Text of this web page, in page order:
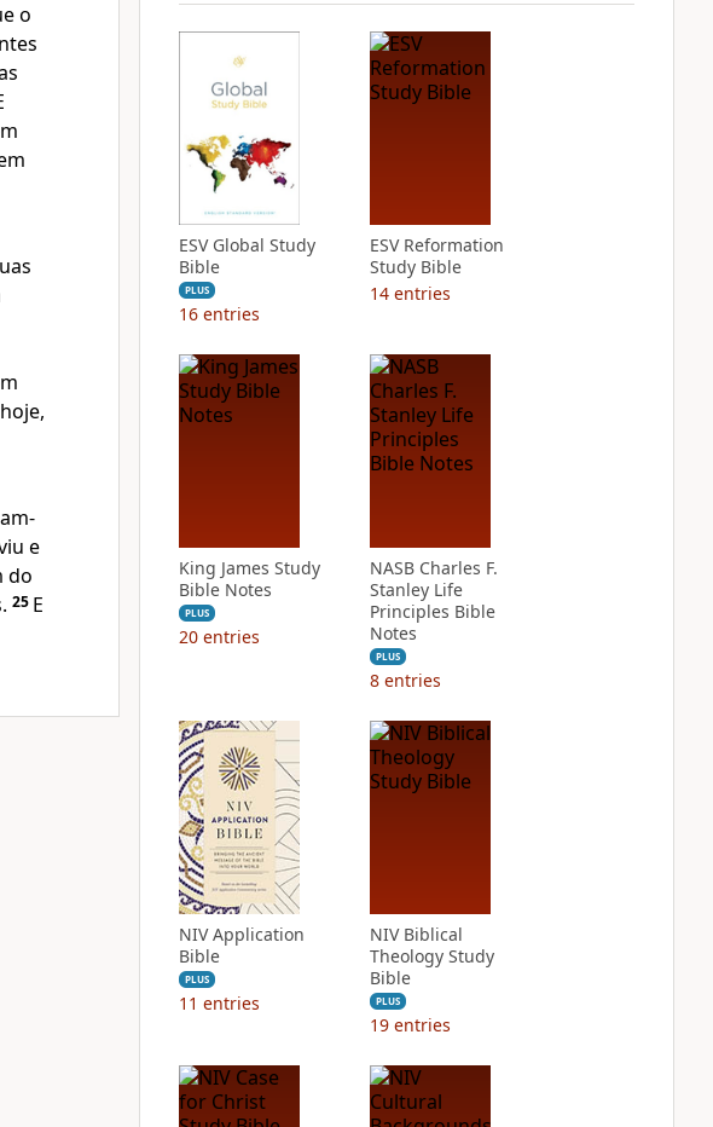
o
hoje,
e
do
25 E
ESV Global Study
Bible
PLUS
16 entries
ESV Reformation
Study Bible
14 entries
King James Study
Bible Notes
PLUS
20 entries
NASB Charles F.
Stanley Life
Principles Bible
Notes
PLUS
8 entries
NIV Application
Bible
PLUS
11 entries
NIV Biblical
Theology Study
Bible
PLUS
19 entries